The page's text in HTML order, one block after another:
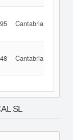
Cantabria
Cantabria
SL